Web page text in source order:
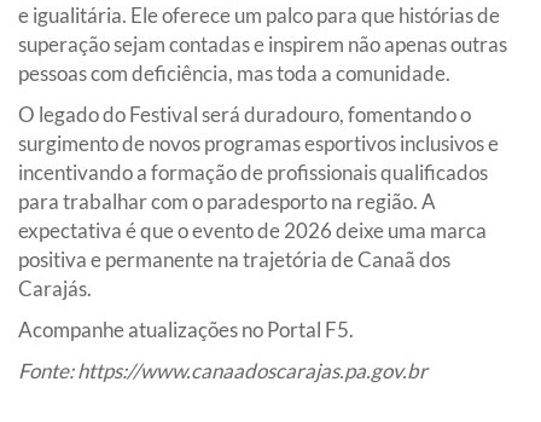
e igualitária. Ele oferece um palco para que histórias de
superação sejam contadas e inspirem não apenas outras
pessoas com deficiência, mas toda a comunidade.
O legado do Festival será duradouro, fomentando o
surgimento de novos programas esportivos inclusivos e
incentivando a formação de profissionais qualificados
para trabalhar com o paradesporto na região. A
expectativa é que o evento de 2026 deixe uma marca
positiva e permanente na trajetória de Canaã dos
Carajás.
Acompanhe atualizações no Portal F5.
Fonte:https://www.canaadoscarajas.pa.gov.br